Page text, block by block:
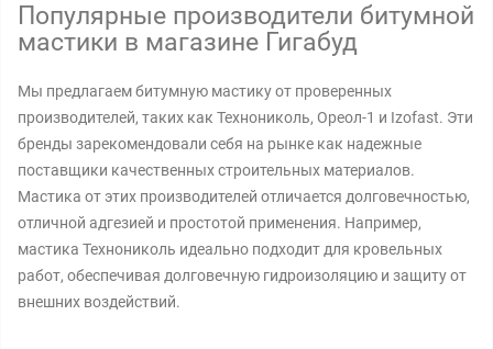
Популярные производители битумной
мастики в магазине Гигабуд
Мы предлагаем битумную мастику от проверенных
производителей, таких как Технониколь, Ореол-1 и Izofast. Эти
бренды зарекомендовали себя на рынке как надежные
поставщики качественных строительных материалов.
Мастика от этих производителей отличается долговечностью,
отличной адгезией и простотой применения. Например,
мастика Технониколь идеально подходит для кровельных
работ, обеспечивая долговечную гидроизоляцию и защиту от
внешних воздействий.